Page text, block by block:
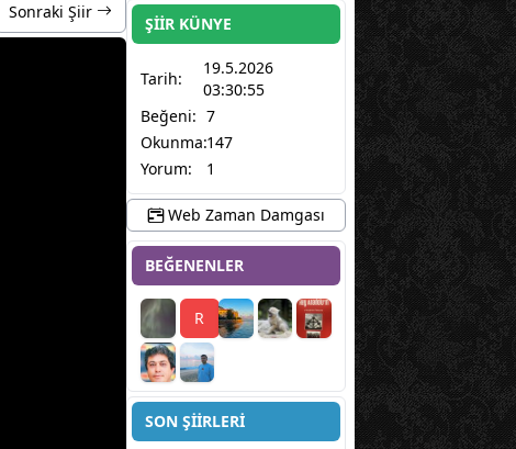
Sonraki Şiir
ŞİİR KÜNYE
Tarih:
19.5.2026
03:30:55
Beğeni: 7
Okunma:147
Yorum:
1
Web Zaman Damgası
BEĞENENLER
R
SON ŞİİRLERİ